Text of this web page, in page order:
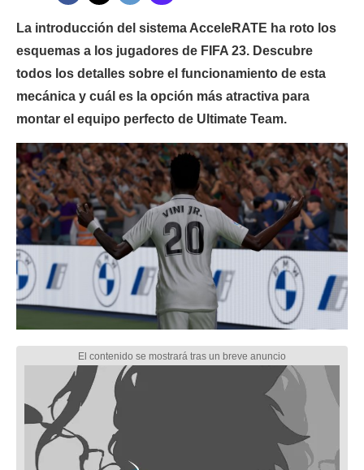
La introducción del sistema AcceleRATE ha roto los
esquemas a los jugadores de FIFA 23. Descubre
todos los detalles sobre el funcionamiento de esta
mecánica y cuál es la opción más atractiva para
montar el equipo perfecto de Ultimate Team.